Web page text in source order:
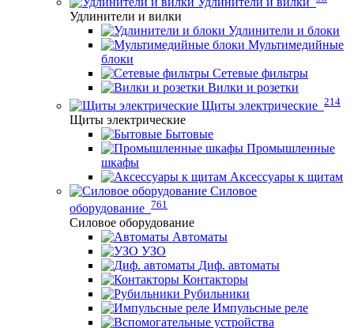
Удлинители и вилки
Удлинители и блоки
Мультимедийные
блоки
Сетевые фильтры
Вилки и розетки
Щиты электрические 214
Щиты электрические
Бытовые
Промышленные
шкафы
Аксессуары к щитам
Силовое
оборудование 761
Силовое оборудование
Автоматы
УЗО
Диф. автоматы
Контакторы
Рубильники
Импульсные реле